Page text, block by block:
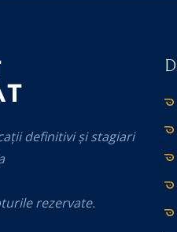
definitivi și stagiari
rezervate.